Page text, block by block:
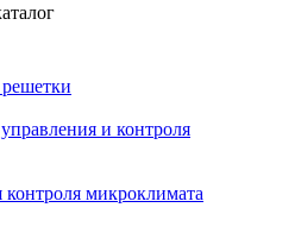
и контроля
контроля микроклимата